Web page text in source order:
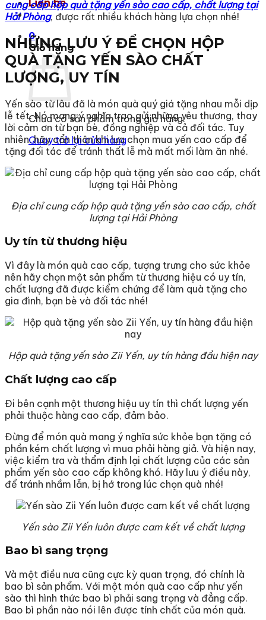
Liên hệ
0
Giỏ hàng
Chưa có sản phẩm trong giỏ hàng.
Quay trở lại cửa hàng
cung cấp hộp quà tặng yến sào cao cấp, chất lượng tại
Hải Phòng, được rất nhiều khách hàng lựa chọn nhé!
NHỮNG LƯU Ý ĐỂ CHỌN HỘP
QUÀ TẶNG YẾN SÀO CHẤT
LƯỢNG, UY TÍN
Yến sào từ lâu đã là món quà quý giá tặng nhau mỗi dịp
lễ tết. Nó mang ý nghĩa trao gửi những yêu thương, thay
lời cảm ơn từ bạn bè, đồng nghiệp và cả đối tác. Tuy
nhiên, hãy cẩn thận khi lựa chọn mua yến cao cấp để
tặng đối tác để tránh thất lễ mà mất mối làm ăn nhé.
Địa chỉ cung cấp hộp quà tặng yến sào cao cấp, chất
lượng tại Hải Phòng
Uy tín từ thương hiệu
Vì đây là món quà cao cấp, tượng trưng cho sức khỏe
nên hãy chọn một sản phẩm từ thương hiệu có uy tín,
chất lượng đã được kiểm chứng để làm quà tặng cho
gia đình, bạn bè và đối tác nhé!
Hộp quà tặng yến sào Zii Yến, uy tín hàng đầu hiện nay
Chất lượng cao cấp
Đi bên cạnh một thương hiệu uy tín thì chất lượng yến
phải thuộc hàng cao cấp, đảm bảo.
Đừng để món quà mang ý nghĩa sức khỏe bạn tặng có
phần kém chất lượng vì mua phải hàng giả. Và hiện nay,
việc kiểm tra và thẩm định lại chất lượng của các sản
phẩm yến sào cao cấp không khó. Hãy lưu ý điều này,
để tránh nhầm lẫn, bị hớ trong lúc chọn quà nhé!
Yến sào Zii Yến luôn được cam kết về chất lượng
Bao bì sang trọng
Và một điều nưa cũng cực kỳ quan trọng, đó chính là
bao bì sản phẩm. Với một món quà cao cấp như yến
sào thì hình thức bao bì phải sang trọng và đẳng cấp.
Bao bì phần nào nói lên được tính chất của món quà.